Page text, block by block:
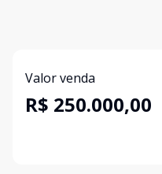
Valor venda
R$ 250.000,00